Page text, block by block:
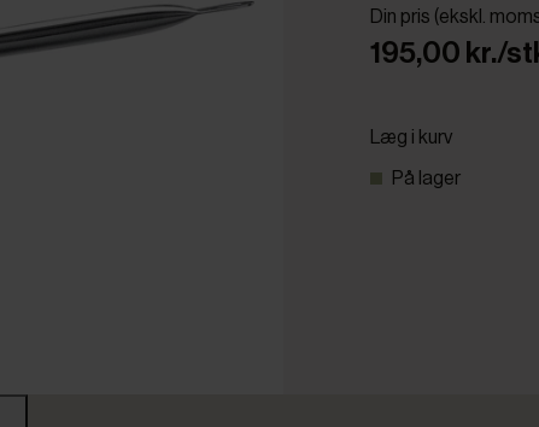
Din pris (ekskl.
195,00 kr./
Læg i kurv
På lager